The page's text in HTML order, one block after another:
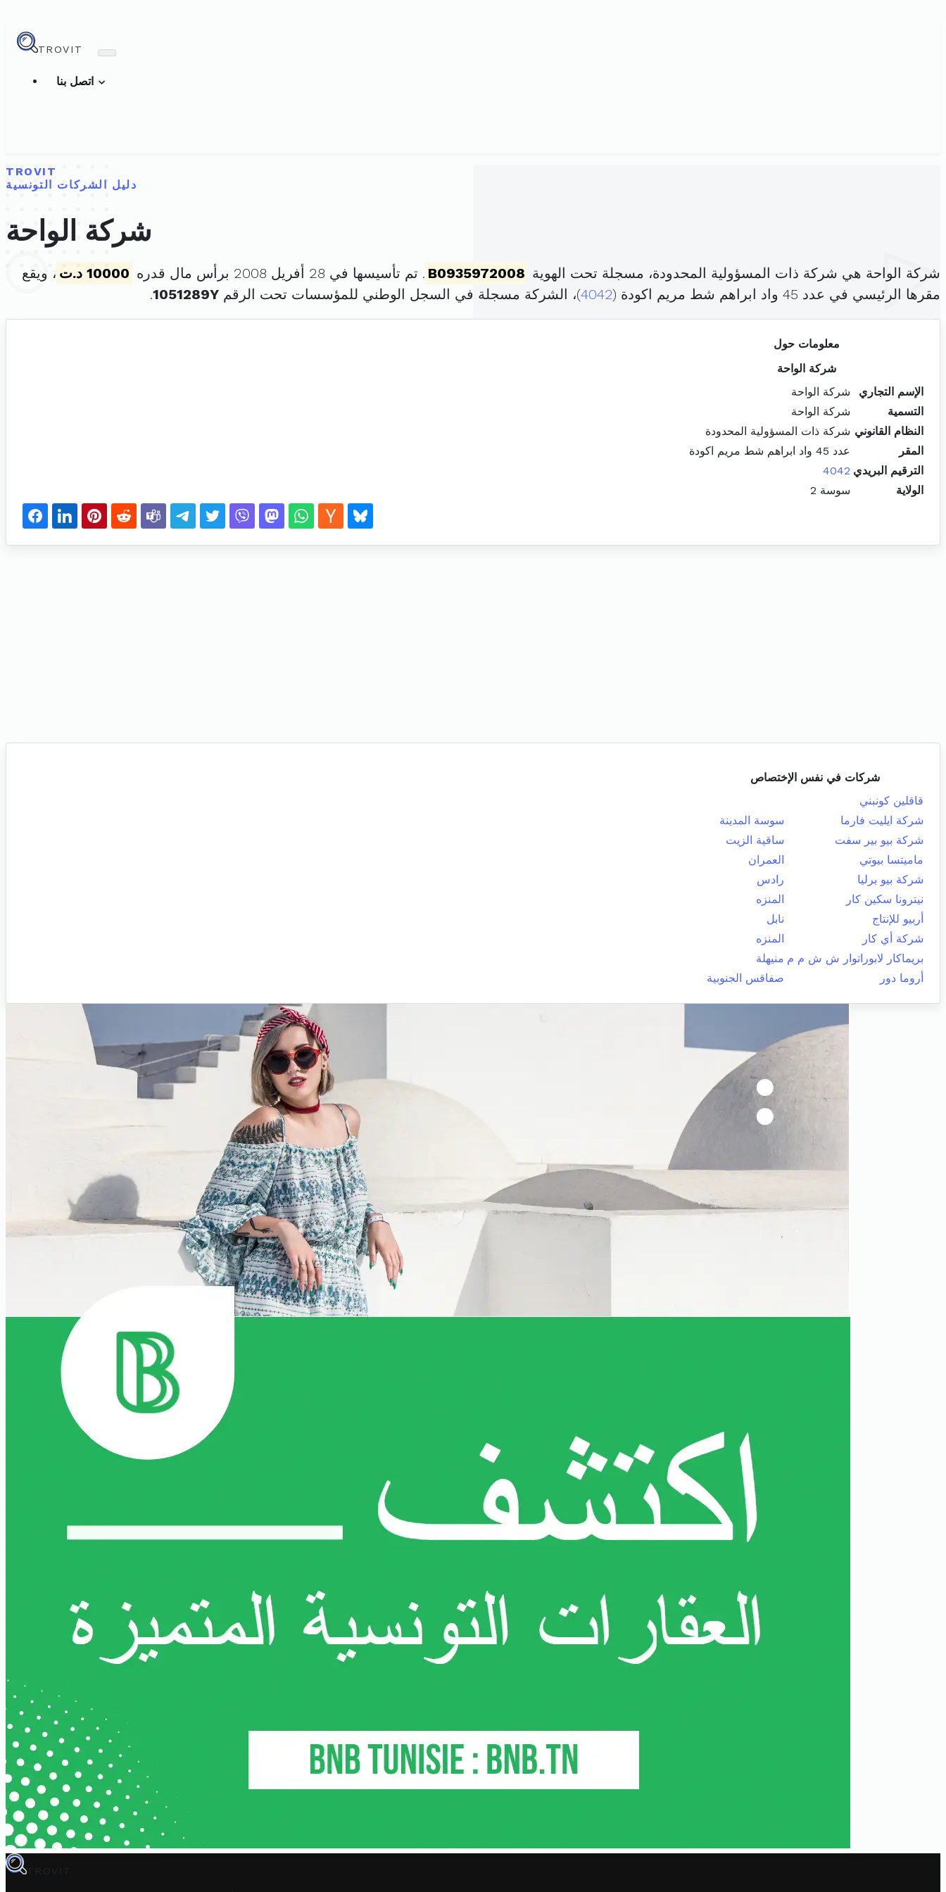
TROVIT
TROVIT
دليل الشركات التونسية
شركة الواحة
شركة الواحة هي شركة ذات المسؤولية المحدودة، مسجلة تحت الهوية B0935972008 . تم تأسيسها في 28 أفريل 2008 برأس مال قدره 10000 د.ت
، ويقع
مقرها الرئيسي في عدد 45 واد ابراهم شط مريم اكودة (
4042)، الشركة مسجلة في السجل الوطني للمؤسسات تحت الرقم 1051289Y
.
معلومات حول
شركة الواحة
الإسم التجاري
شركة الواحة
التسمية
شركة الواحة
النظام القانوني شركة ذات المسؤولية المحدودة
المقر
عدد 45 واد ابراهم شط مريم اكودة
الترقيم البريدي 4042
الولاية
سوسة 2
شركات في نفس الإختصاص
قاقلين كونبني
شركة ايليت فارما
سوسة المدينة
شركة بيو بير سفت
ساقية الزيت
ماميتسا بيوتي
العمران
شركة بيو برليا
رادس
نيترونا سكين كار
المنزه
أربيو للإنتاج
نابل
شركة أي كار
المنزه
بريماكار لابوراتوار ش ش م م منيهلة
أروما دور
صفاقس الجنوبية
TROVIT